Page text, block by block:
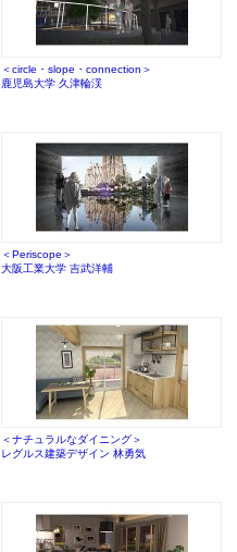
＜circle・slope・connection＞
鹿児島大学 久津輪渓
＜Periscope＞
大阪工業大学 吉武洋輔
＜ナチュラルなダイニング＞
レグルス建築デザイン 林勇気